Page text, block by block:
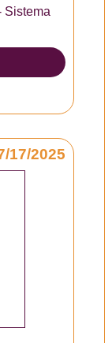
Sistema
17/2025